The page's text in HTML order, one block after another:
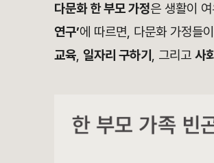
다문화 한 부모 가정은 생활이
연구’에 따르면, 다문화 가정들
교육, 일자리 구하기 , 그리고 사